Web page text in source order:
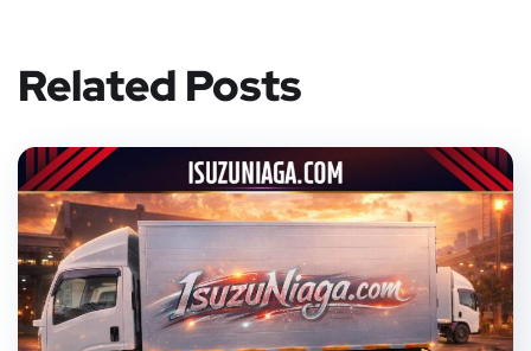
Related Posts